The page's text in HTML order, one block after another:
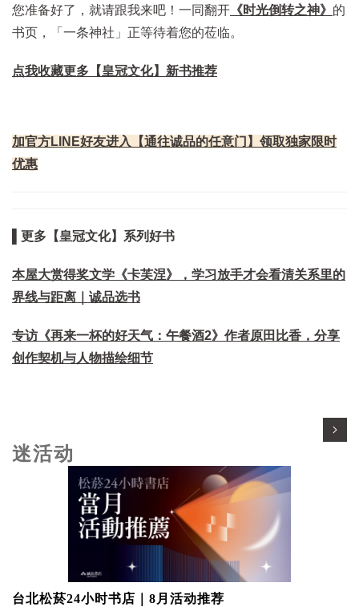
您准备好了，就请跟我来吧！一同翻开 《时光倒转之神》 的
书页，「一条神社」正等待着您的莅临。
点我收藏更多【皇冠文化】新书推荐
加官方LINE好友进入【通往诚品的任意门】领取独家限时
优惠
▌更多【皇冠文化】系列好书
本屋大赏得奖文学《卡芙涅》，学习放手才会看清关系里的
界线与距离｜诚品选书
专访《再来一杯的好天气：午餐酒2》作者原田比香，分享
创作契机与人物描绘细节
迷活动
台北松菸24小时书店｜8月活动推荐